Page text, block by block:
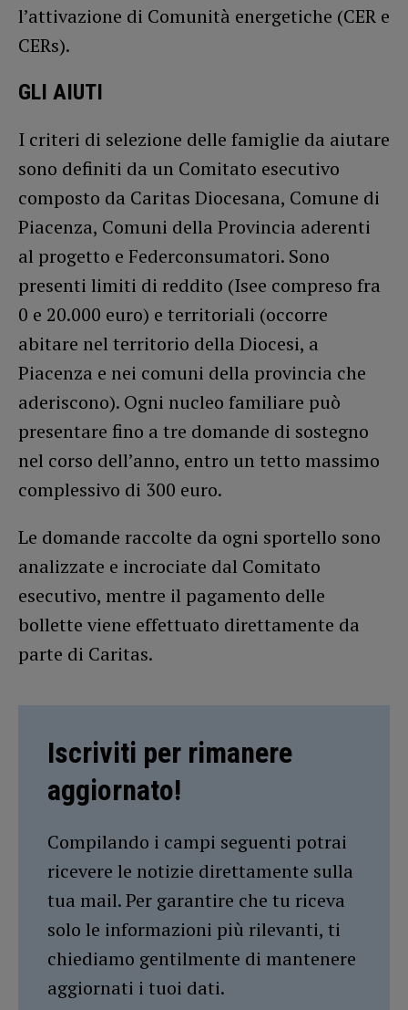
l’attivazione di Comunità energetiche (CER e
CERs).
GLI AIUTI
I criteri di selezione delle famiglie da aiutare
sono definiti da un Comitato esecutivo
composto da Caritas Diocesana, Comune di
Piacenza, Comuni della Provincia aderenti
al progetto e Federconsumatori. Sono
presenti limiti di reddito (Isee compreso fra
0 e 20.000 euro) e territoriali (occorre
abitare nel territorio della Diocesi, a
Piacenza e nei comuni della provincia che
aderiscono). Ogni nucleo familiare può
presentare fino a tre domande di sostegno
nel corso dell’anno, entro un tetto massimo
complessivo di 300 euro.
Le domande raccolte da ogni sportello sono
analizzate e incrociate dal Comitato
esecutivo, mentre il pagamento delle
bollette viene effettuato direttamente da
parte di Caritas.
Iscriviti per rimanere
aggiornato!
Compilando i campi seguenti potrai
ricevere le notizie direttamente sulla
tua mail. Per garantire che tu riceva
solo le informazioni più rilevanti, ti
chiediamo gentilmente di mantenere
aggiornati i tuoi dati.